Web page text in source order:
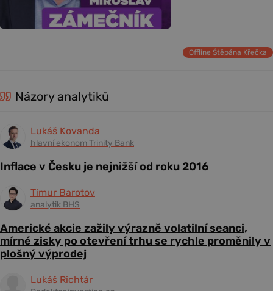
Offline Štěpána Křečka
Názory analytiků
Lukáš Kovanda
hlavní ekonom Trinity Bank
Inflace v Česku je nejnižší od roku 2016
Timur Barotov
analytik BHS
Americké akcie zažily výrazně volatilní seanci,
mírné zisky po otevření trhu se rychle proměnily v
plošný výprodej
Lukáš Richtár